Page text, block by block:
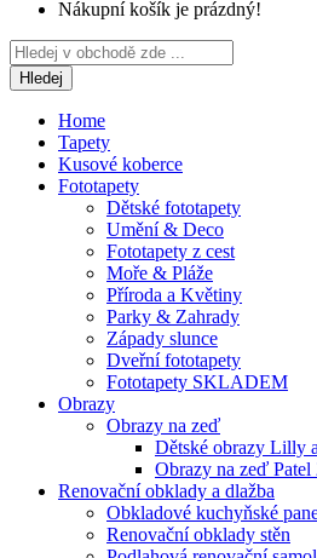
Nákupní košík je prázdný!
Hledej
Home
Tapety
Kusové koberce
Fototapety
Dětské fototapety
Umění & Deco
Fototapety z cest
Moře & Pláže
Příroda a Květiny
Parky & Zahrady
Západy slunce
Dveřní fototapety
Fototapety SKLADEM
Obrazy
Obrazy na zeď
Dětské obrazy Lilly
Obrazy na zeď Patel
Renovační obklady a dlažba
Obkladové kuchyňské
Renovační obklady stěn